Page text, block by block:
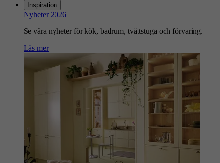
Inspiration
Nyheter 2026
Se våra nyheter för kök, badrum, tvättstuga och förvaring.
Läs mer